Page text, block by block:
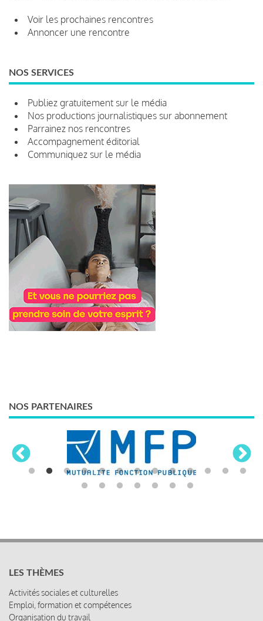
Voir les prochaines rencontres
Annoncer une rencontre
NOS SERVICES
Publiez gratuitement sur le média
Nos productions journalistiques sur abonnement
Parrainez nos rencontres
Accompagnement éditorial
Communiquez sur le média
NOS PARTENAIRES
LES THÈMES
Activités sociales et culturelles
Emploi, formation et compétences
Organisation du travail